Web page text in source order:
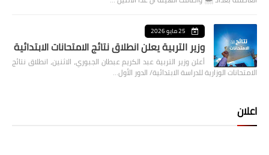
25 مايو 2026
وزير التربية يعلن انطلاق نتائج الامتحانات الابتدائية
أعلن وزير التربية عبد الكريم عبطان الجبوري، الاثنين، انطلاق نتائج
الامتحانات الوزارية للدراسة الابتدائية/ الدور الأول…
اعلان